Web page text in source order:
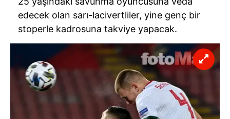
edecek olan sarı-lacivertliler, yine genç bir
stoperle kadrosuna takviye yapacak.